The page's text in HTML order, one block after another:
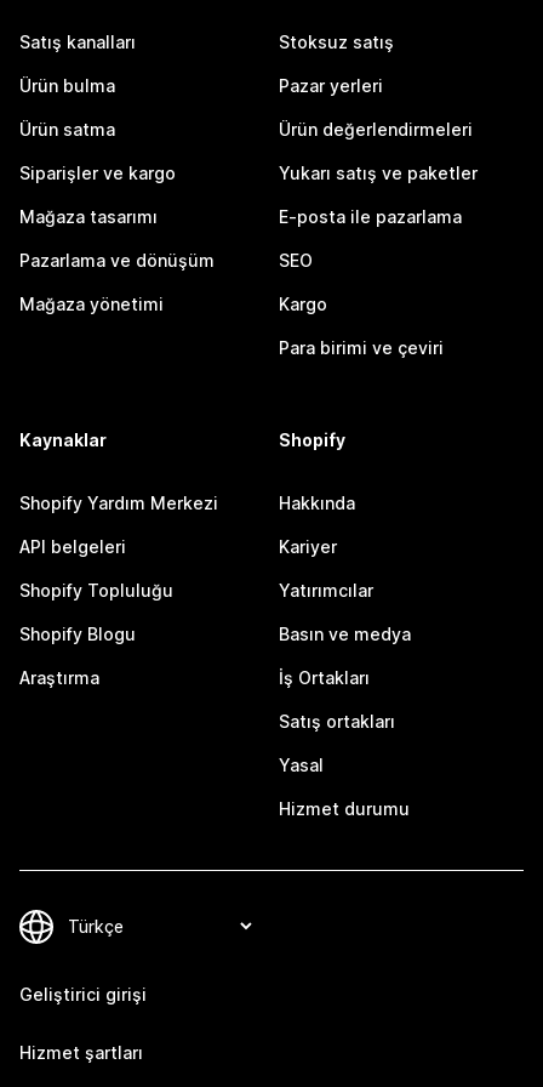
Satış kanalları
Ürün bulma
Ürün satma
Siparişler ve kargo
Mağaza tasarımı
Pazarlama ve dönüşüm
Mağaza yönetimi
Stoksuz satış
Pazar yerleri
Ürün değerlendirmeleri
Yukarı satış ve paketler
E-posta ile pazarlama
SEO
Kargo
Para birimi ve çeviri
Kaynaklar
Shopify Yardım Merkezi
API belgeleri
Shopify Topluluğu
Shopify Blogu
Araştırma
Shopify
Hakkında
Kariyer
Yatırımcılar
Basın ve medya
İş Ortakları
Satış ortakları
Yasal
Hizmet durumu
Geliştirici girişi
Hizmet şartları